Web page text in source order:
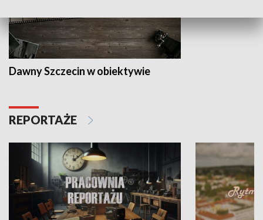
Dawny Szczecin w obiektywie
REPORTAŻE